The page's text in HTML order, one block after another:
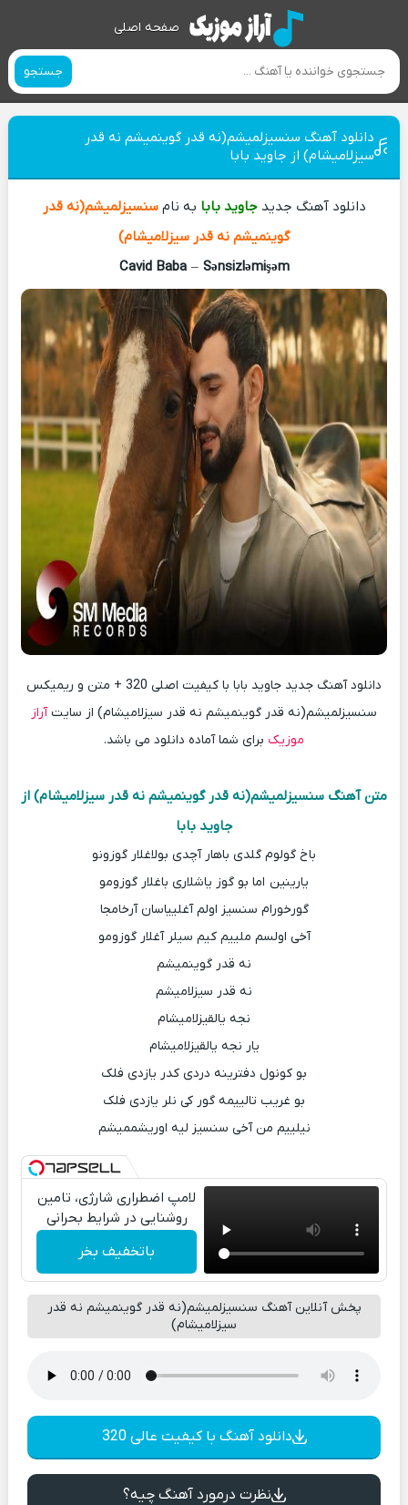
صفحه اصلی
جستجو
دانلود آهنگ سنسیزلمیشم(نه قدر گوینمیشم نه قدر
سیزلامیشام) از جاوید بابا
دانلود آهنگ جدیدجاوید بابا به نامسنسیزلمیشم(نه قدر
گوینمیشم نه قدر سیزلامیشام)
Cavid Baba – Sənsizləmişəm
دانلود آهنگ جدید جاوید بابا با کیفیت اصلی 320 + متن و ریمیکس
سنسیزلمیشم(نه قدر گوینمیشم نه قدر سیزلامیشام) از سایتآراز
موزیک برای شما آماده دانلود می باشد.
متن آهنگ سنسیزلمیشم(نه قدر گوینمیشم نه قدر سیزلامیشام) از
جاوید بابا
باخ گولوم گلدی باهار آچدی بولاغلار گوزونو
یارینین اما بو گوز یاشلاری باغلار گوزومو
گورخورام سنسیز اولم آغلییاسان آرخامجا
آخی اولسم ملییم کیم سیلر آغلار گوزومو
نه قدر گوینمیشم
نه قدر سیزلامیشم
نجه یالقیزلامیشام
یار نجه یالقیزلامیشام
بو کونول دفترینه دردی کدر یازدی فلک
بو غریب تالییمه گور کی نلر یازدی فلک
نیلییم من آخی سنسیز لیه اوریشممیشم
لامپ اضطراری شارژی، تامین
روشنایی در شرایط بحرانی
باتخفیف بخر
پخش آنلاین آهنگ سنسیزلمیشم(نه قدر گوینمیشم نه قدر
سیزلامیشام)
دانلود آهنگ با کیفیت عالی 320
نظرت درمورد آهنگ چیه؟